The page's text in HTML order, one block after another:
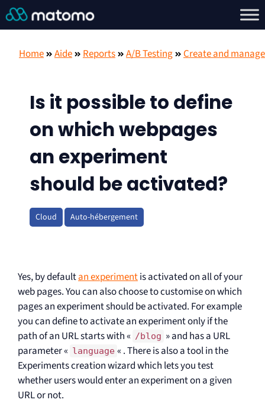
Home Aide Reports A/B Testing Create and manage
Is it possible to define
on which webpages
an experiment
should be activated?
Cloud Auto-hébergement
Yes, by defaultan experimentis activated on all of your
web pages. You can also choose to customise on which
pages an experiment should be activated. For example
you can define to activate an experiment only if the
path of an URL starts with « /blog » and has a URL
parameter « language « . There is also a tool in the
Experiments creation wizard which lets you test
whether users would enter an experiment on a given
URL or not.